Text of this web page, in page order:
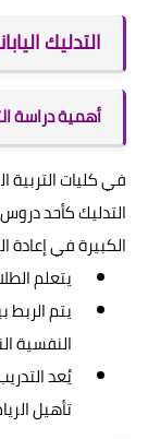
التدليك
أهمية دراسة
في كليات
التدليك كأحد دروس
الكبيرة في إعادة
يتعلم
يتم الربط
النفسية
يُعد
تأهيل